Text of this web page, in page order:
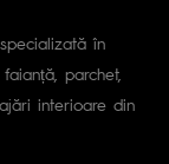
în
parchet,
interioare din